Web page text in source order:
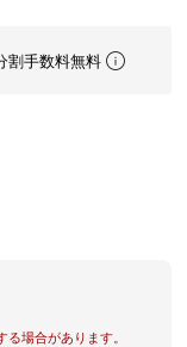
割手数料無料
場合があります。